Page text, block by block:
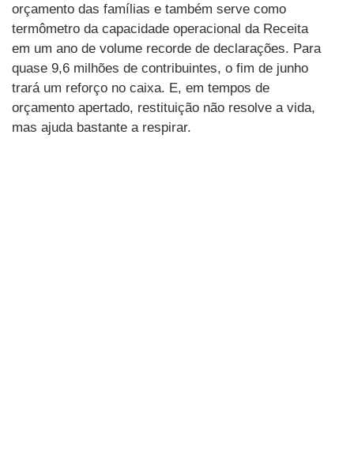
orçamento das famílias e também serve como
termômetro da capacidade operacional da Receita
em um ano de volume recorde de declarações. Para
quase 9,6 milhões de contribuintes, o fim de junho
trará um reforço no caixa. E, em tempos de
orçamento apertado, restituição não resolve a vida,
mas ajuda bastante a respirar.